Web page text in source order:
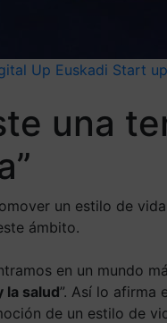
Up Euskadi Start up
una
un estilo de
ámbito.
en un mundo
la salud”. Así lo afirma
de un estilo de